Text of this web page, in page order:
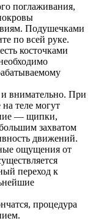
поглаживания,
Подушечками
по всей руке.
косточками
внимательно. При
теле могут
— щипки,
захватом
движений.
ощущения от
переход к
процедура